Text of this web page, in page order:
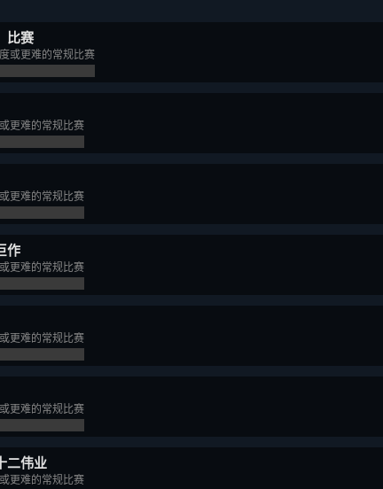
比赛
或更难的常规比赛
更难的常规比赛
更难的常规比赛
作
更难的常规比赛
更难的常规比赛
更难的常规比赛
二伟业
更难的常规比赛